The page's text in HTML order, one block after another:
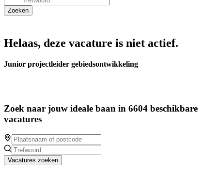
Helaas, deze vacature is niet actief.
Junior projectleider gebiedsontwikkeling
Zoek naar jouw ideale baan in 6604 beschikbare
vacatures
Vacatures zoeken